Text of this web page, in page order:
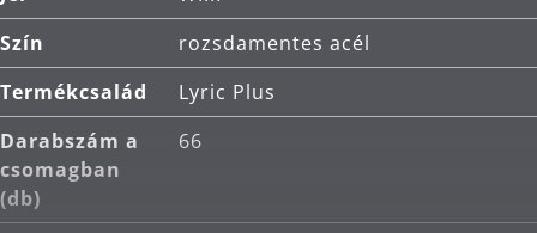
Szín
rozsdamentes acél
Termékcsalád
Lyric Plus
Darabszám a
csomagban
(db)
66